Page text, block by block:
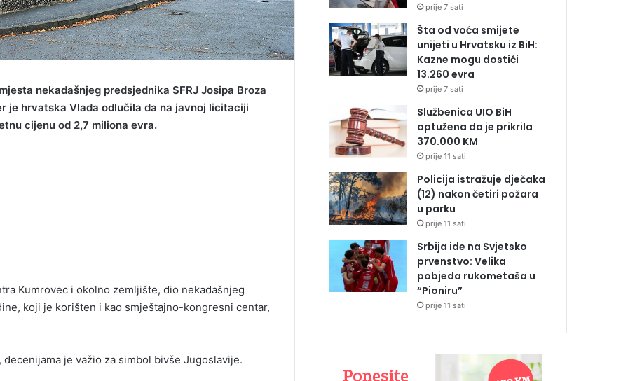
nekadašnjeg predsjednika SFRJ Josipa Broza
je hrvatska Vlada odlučila da na javnoj licitaciji
cijenu od 2,7 miliona evra.
Kumrovec i okolno zemljište, dio nekadašnjeg
koji je korišten i kao smještajno-kongresni centar,
je važio za simbol bivše Jugoslavije.
prije 7 sati
Šta od voća smijete
unijeti u Hrvatsku iz BiH:
Kazne mogu dostići
13.260 evra
prije 7 sati
Službenica UIO BiH
optužena da je prikrila
370.000 KM
prije 11 sati
Policija istražuje dječaka
(12) nakon četiri požara
u parku
prije 11 sati
Srbija ide na Svjetsko
prvenstvo: Velika
pobjeda rukometaša u
“Pioniru”
prije 11 sati